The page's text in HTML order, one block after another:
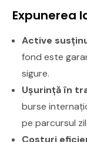
Expunerea
Active
fond este
sigure.
Ușurință în
burse
pe parcursul
Costuri